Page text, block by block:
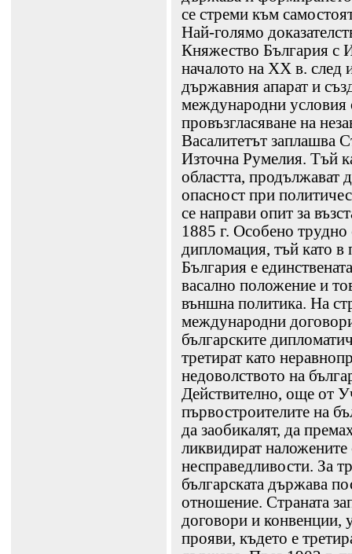
се стреми към
Най-голямо
Княжество България с
началото на ХХ в. след
държавния апарат и
международни условия
провъзгласяване на
Васалитетът заплашва
Източна Румелия. Тъй
областта, продължават
опасност при
се направи опит за
1885 г. Особено трудно
дипломация, тъй като в
България е
васално положение и
външна политика. На
международни
българските
третират като
недоволството на
Действително, още от
първостроителите на
да заобикалят, да
ликвидират
несправедливости. За
българската държава
отношение. Страната
договори и конвенции,
прояви, където е